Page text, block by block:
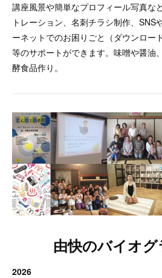
講座風景や簡単なプロフィール写真な
トレーション、名刺チラシ制作、SNS
ーネットでのお困りごと（ダウンロー
等のサポートができます。味噌や醤油
酵食品作り。
由快のバイオ
2026